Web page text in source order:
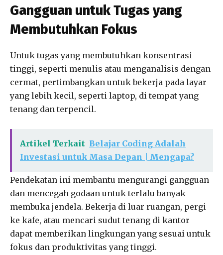
Gangguan untuk Tugas yang
Membutuhkan Fokus
Untuk tugas yang membutuhkan konsentrasi
tinggi, seperti menulis atau menganalisis dengan
cermat, pertimbangkan untuk bekerja pada layar
yang lebih kecil, seperti laptop, di tempat yang
tenang dan terpencil.
Artikel Terkait Belajar Coding Adalah
Investasi untuk Masa Depan | Mengapa?
Pendekatan ini membantu mengurangi gangguan
dan mencegah godaan untuk terlalu banyak
membuka jendela. Bekerja di luar ruangan, pergi
ke kafe, atau mencari sudut tenang di kantor
dapat memberikan lingkungan yang sesuai untuk
fokus dan produktivitas yang tinggi.